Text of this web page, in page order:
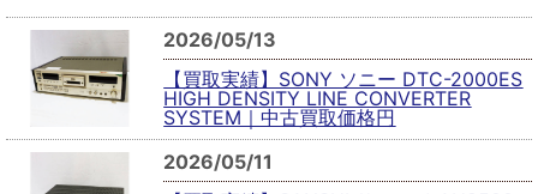
2026/05/13
【買取実績】SONY ソニー DTC-2000ES
HIGH DENSITY LINE CONVERTER
SYSTEM｜中古買取価格円
2026/05/11